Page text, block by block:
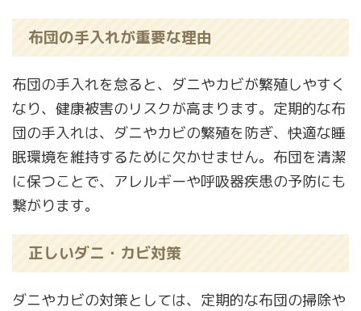
布団の手入れが重要な理由
布団の手入れを怠ると、ダニやカビが繁殖しやすく
なり、健康被害のリスクが高まります。定期的な布
団の手入れは、ダニやカビの繁殖を防ぎ、快適な睡
眠環境を維持するために欠かせません。布団を清潔
に保つことで、アレルギーや呼吸器疾患の予防にも
繋がります。
正しいダニ・カビ対策
ダニやカビの対策としては、定期的な布団の掃除や